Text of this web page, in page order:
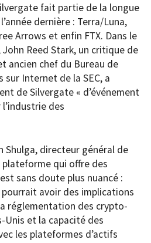
fait partie de la longue
dernière : Terra/Luna,
Arrows et enfin FTX. Dans le
John Reed Stark, un critique de
ancien chef du Bureau de
sur Internet de la SEC, a
de Silvergate « d’événement
des
Shulga, directeur général de
plateforme qui offre des
sans doute plus nuancé :
pourrait avoir des implications
réglementation des crypto-
Unis et la capacité des
les plateformes d’actifs